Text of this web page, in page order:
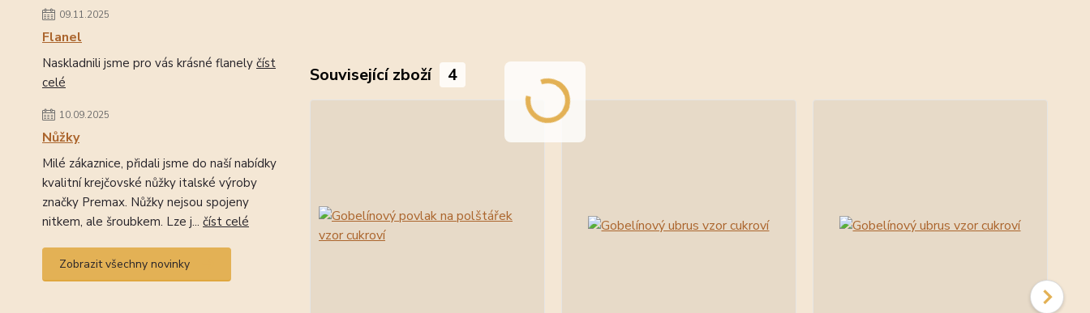
09.11.2025
Flanel
Naskladnili jsme pro vás krásné flanely číst
celé
10.09.2025
Nůžky
Milé zákaznice, přidali jsme do naší nabídky
kvalitní krejčovské nůžky italské výroby
značky Premax. Nůžky nejsou spojeny
nitkem, ale šroubkem. Lze j... číst celé
Zobrazit všechny novinky
Související zboží 4